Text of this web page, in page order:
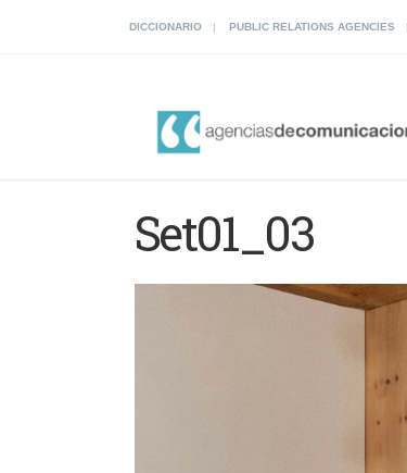
DICCIONARIO PUBLIC RELATIONS AGENCIES
Set01_03